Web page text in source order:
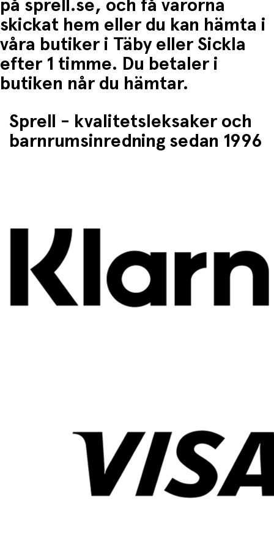
på sprell.se, och få varorna
skickat hem eller du kan hämta i
våra butiker i Täby eller Sickla
efter 1 timme. Du betaler i
butiken når du hämtar.
Sprell - kvalitetsleksaker och
barnrumsinredning sedan 1996